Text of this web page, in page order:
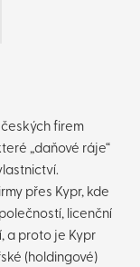
firem
„daňové ráje“
přes Kypr, kde
licenční
a proto je Kypr
(holdingové)